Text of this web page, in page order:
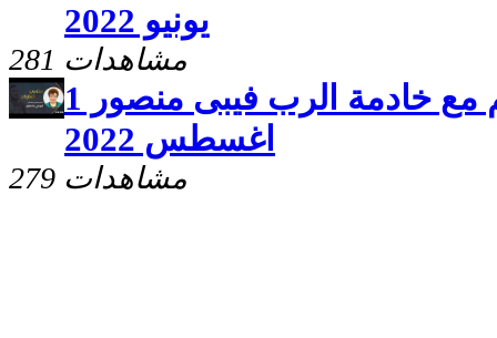
يونيو 2022
281 مشاهدات
برنامج سلامى اعطيكم مع خادمة الرب فيبى منصور 1
اغسطس 2022
279 مشاهدات